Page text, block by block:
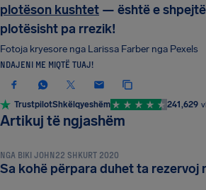
plotëson kushtet — është e
plotësisht pa rrezik!
Fotoja kryesore nga Larissa Farber nga Pexels
NDAJENI ME MIQTË TUAJ!
TrustpilotShkëlqyeshëm 241,629
Artikuj të ngjashëm
KËSHILLA DHE TRUKE UDHËTIMI
NGA BIKI JOHN22 SHKURT 2020
Sa kohë përpara duhet ta rezervoj
KËSHILLA DHE TRUKE UDHËTIMI